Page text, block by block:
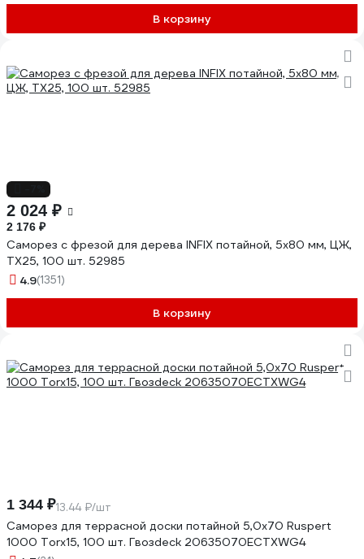
В корзину
2 024 ₽
2 176 ₽
Саморез с фрезой для дерева INFIX потайной, 5x80 мм, ЦЖ,
TX25, 100 шт. 52985
4.9(1351)
В корзину
1 344 ₽13.44 ₽/шт
Саморез для террасной доски потайной 5,0х70 Ruspert
1000 Torx15, 100 шт. Гвозdeck 20635070ECTXWG4